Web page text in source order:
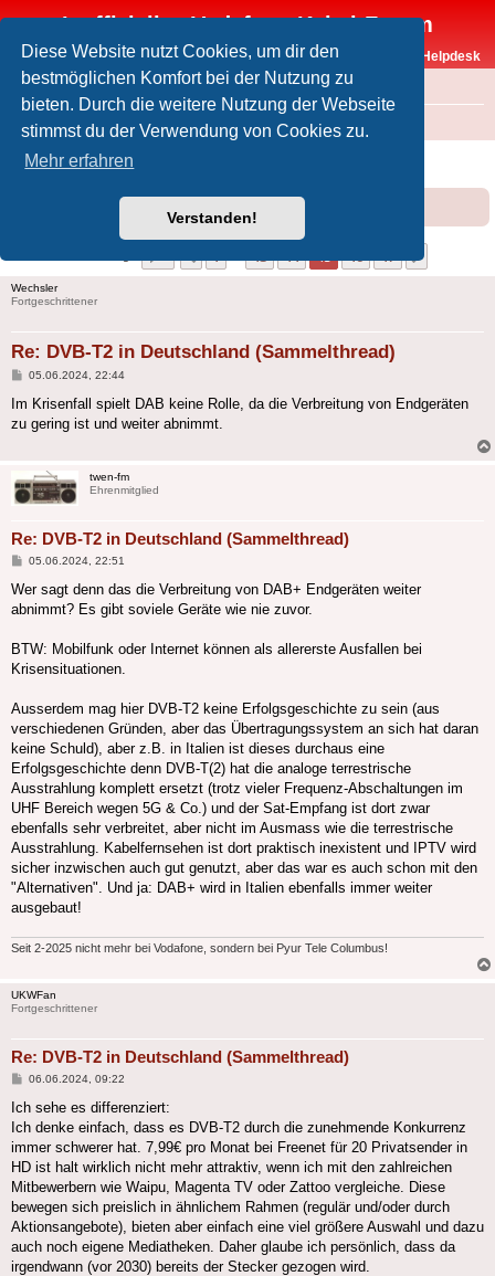
Diese Website nutzt Cookies, um dir den
bestmöglichen Komfort bei der Nutzung zu
bieten. Durch die weitere Nutzung der Webseite
stimmst du der Verwendung von Cookies zu.
Mehr erfahren
Verstanden!
Inoffizielles Vodafone-Kabel-Forum
Vodafone-Kabel-Helpdesk
FAQ
Foren-Übersicht Offtopic
DVB-T2 in Deutschland (Sammelthread)
Vorherige
1 43 44 45 46 47
Wechsler
Fortgeschrittener
Re: DVB-T2 in Deutschland (Sammelthread)
Beitrag
05.06.2024, 22:44
Im Krisenfall spielt DAB keine Rolle, da die Verbreitung von Endgeräten
zu gering ist und weiter abnimmt.
twen-fm
Ehrenmitglied
Re: DVB-T2 in Deutschland (Sammelthread)
Beitrag
05.06.2024, 22:51
Wer sagt denn das die Verbreitung von DAB+ Endgeräten weiter
abnimmt? Es gibt soviele Geräte wie nie zuvor.
BTW: Mobilfunk oder Internet können als allererste Ausfallen bei
Krisensituationen.
Ausserdem mag hier DVB-T2 keine Erfolgsgeschichte zu sein (aus
verschiedenen Gründen, aber das Übertragungssystem an sich hat daran
keine Schuld), aber z.B. in Italien ist dieses durchaus eine
Erfolgsgeschichte denn DVB-T(2) hat die analoge terrestrische
Ausstrahlung komplett ersetzt (trotz vieler Frequenz-Abschaltungen im
UHF Bereich wegen 5G & Co.) und der Sat-Empfang ist dort zwar
ebenfalls sehr verbreitet, aber nicht im Ausmass wie die terrestrische
Ausstrahlung. Kabelfernsehen ist dort praktisch inexistent und IPTV wird
sicher inzwischen auch gut genutzt, aber das war es auch schon mit den
"Alternativen". Und ja: DAB+ wird in Italien ebenfalls immer weiter
ausgebaut!
Seit 2-2025 nicht mehr bei Vodafone, sondern bei Pyur Tele Columbus!
UKWFan
Fortgeschrittener
Re: DVB-T2 in Deutschland (Sammelthread)
Beitrag
06.06.2024, 09:22
Ich sehe es differenziert:
Ich denke einfach, dass es DVB-T2 durch die zunehmende Konkurrenz
immer schwerer hat. 7,99€ pro Monat bei Freenet für 20 Privatsender in
HD ist halt wirklich nicht mehr attraktiv, wenn ich mit den zahlreichen
Mitbewerbern wie Waipu, Magenta TV oder Zattoo vergleiche. Diese
bewegen sich preislich in ähnlichem Rahmen (regulär und/oder durch
Aktionsangebote), bieten aber einfach eine viel größere Auswahl und dazu
auch noch eigene Mediatheken. Daher glaube ich persönlich, dass da
irgendwann (vor 2030) bereits der Stecker gezogen wird.